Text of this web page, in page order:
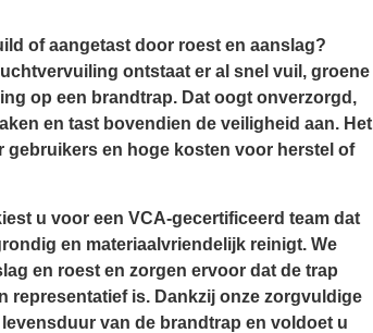
of aangetast door roest en aanslag?
ontstaat er al snel vuil, groene
op een brandtrap. Dat oogt onverzorgd,
en tast bovendien de veiligheid aan. Het
gebruikers en hoge kosten voor herstel of
u voor een VCA-gecertificeerd team dat
en materiaalvriendelijk reinigt. We
en roest en zorgen ervoor dat de trap
representatief is. Dankzij onze zorgvuldige
van de brandtrap en voldoet u